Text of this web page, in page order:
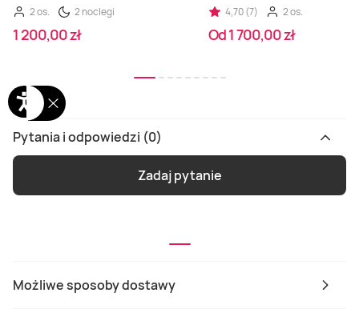
Możliwe sposoby dostawy
2 os.
2 noclegi
1 200,00 zł
4,70 (7)
2 os.
Od 1 700,00 zł
Pytania i odpowiedzi (0)
Zadaj pytanie